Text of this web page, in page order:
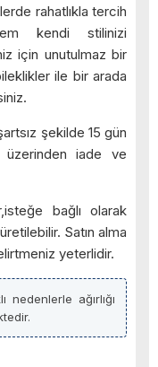
rahatlıkla tercih
kendi stilinizi
için unutulmaz bir
ile bir arada
şekilde 15 gün
üzerinden iade ve
bağlı olarak
Satın alma
yeterlidir.
ağırlığı